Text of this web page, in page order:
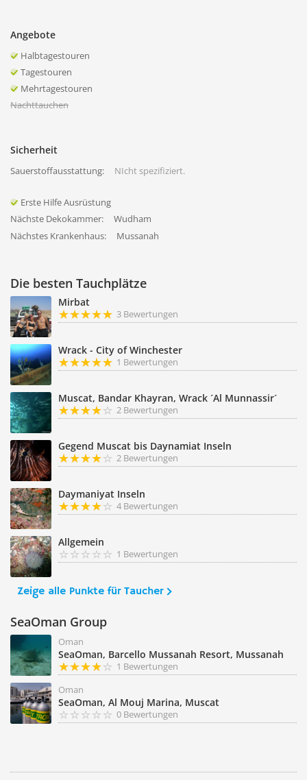
Angebote
Halbtagestouren
Tagestouren
Mehrtagestouren
Nachttauchen
Sicherheit
Sauerstoffausstattung: NIcht spezifiziert.
Erste Hilfe Ausrüstung
Nächste Dekokammer:
Wudham
Nächstes Krankenhaus:
Mussanah
Die besten Tauchplätze
Mirbat
3 Bewertungen
Wrack - City of Winchester
1 Bewertungen
Muscat, Bandar Khayran, Wrack ´Al Munnassir´
2 Bewertungen
Gegend Muscat bis Daynamiat Inseln
2 Bewertungen
Daymaniyat Inseln
4 Bewertungen
Allgemein
1 Bewertungen
Zeige alle Punkte für Taucher
SeaOman Group
Oman
SeaOman, Barcello Mussanah Resort, Mussanah
1 Bewertungen
Oman
SeaOman, Al Mouj Marina, Muscat
0 Bewertungen